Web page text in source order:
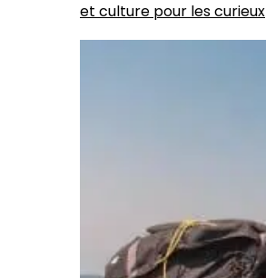
et culture pour les curieux